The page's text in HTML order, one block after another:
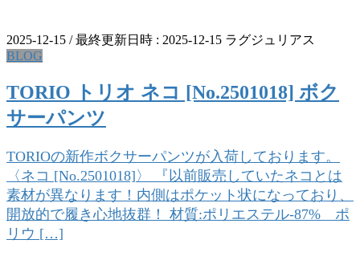
2025-12-15 / 最終更新日時 : 2025-12-15 ラグジュリアス
BLOG
TORIO トリオ ネコ [No.2501018] ボク
サーパンツ
TORIOの新作ボクサーパンツが入荷しております。
〈ネコ [No.2501018]〉 『以前販売していたネコとは
素材が異なります！内側はポケット状になっており、
開放的で履き心地抜群！ 材質:ポリエステル-87% ポ
リウ […]